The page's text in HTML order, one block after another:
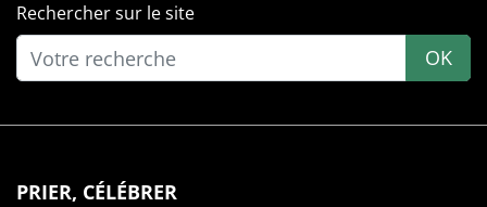
Rechercher sur le site
OK
PRIER, CÉLÉBRER